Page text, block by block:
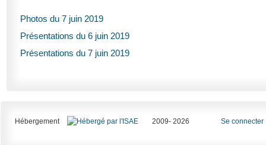
Photos du 7 juin 2019
Présentations du 6 juin 2019
Présentations du 7 juin 2019
Hébergement 2009- 2026 Se connecter